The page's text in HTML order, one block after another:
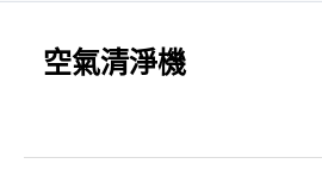
空氣清淨機